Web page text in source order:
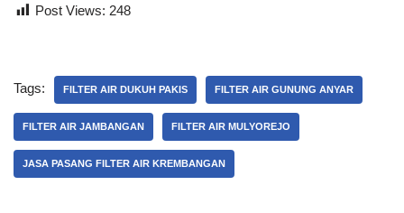
Post Views: 248
Tags: FILTER AIR DUKUH PAKIS FILTER AIR GUNUNG ANYAR
FILTER AIR JAMBANGAN FILTER AIR MULYOREJO
JASA PASANG FILTER AIR KREMBANGAN